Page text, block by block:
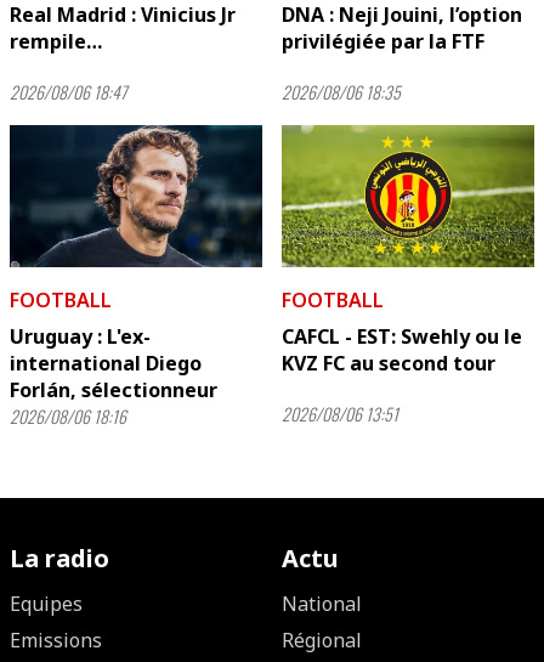
Real Madrid : Vinicius Jr
rempile…
2026/08/06 18:47
DNA : Neji Jouini, l’option
privilégiée par la FTF
2026/08/06 18:35
FOOTBALL
Uruguay : L'ex-
international Diego
Forlán, sélectionneur
2026/08/06 18:16
FOOTBALL
CAFCL - EST: Swehly ou le
KVZ FC au second tour
2026/08/06 13:51
La radio
Equipes
Emissions
Actu
National
Régional